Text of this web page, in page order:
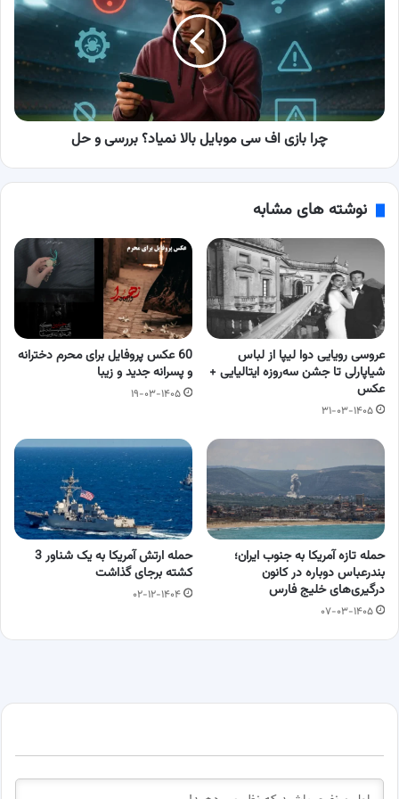
اف
بالا
نمیاد؟
و
چرا بازی اف سی موبایل بالا نمیاد؟ بررسی و حل
نوشته های مشابه
عروسی رویایی دوا لیپا از لباس
شیاپارلی تا جشن سه‌روزه ایتالیایی +
عکس
۳۱-۰۳-۱۴۰۵
60 عکس پروفایل برای محرم دخترانه
و پسرانه جدید و زیبا
۱۹-۰۳-۱۴۰۵
حمله تازه آمریکا به جنوب ایران؛
بندرعباس دوباره در کانون
درگیری‌های خلیج فارس
۰۷-۰۳-۱۴۰۵
حمله ارتش آمریکا به یک شناور 3
کشته برجای گذاشت
۰۲-۱۲-۱۴۰۴